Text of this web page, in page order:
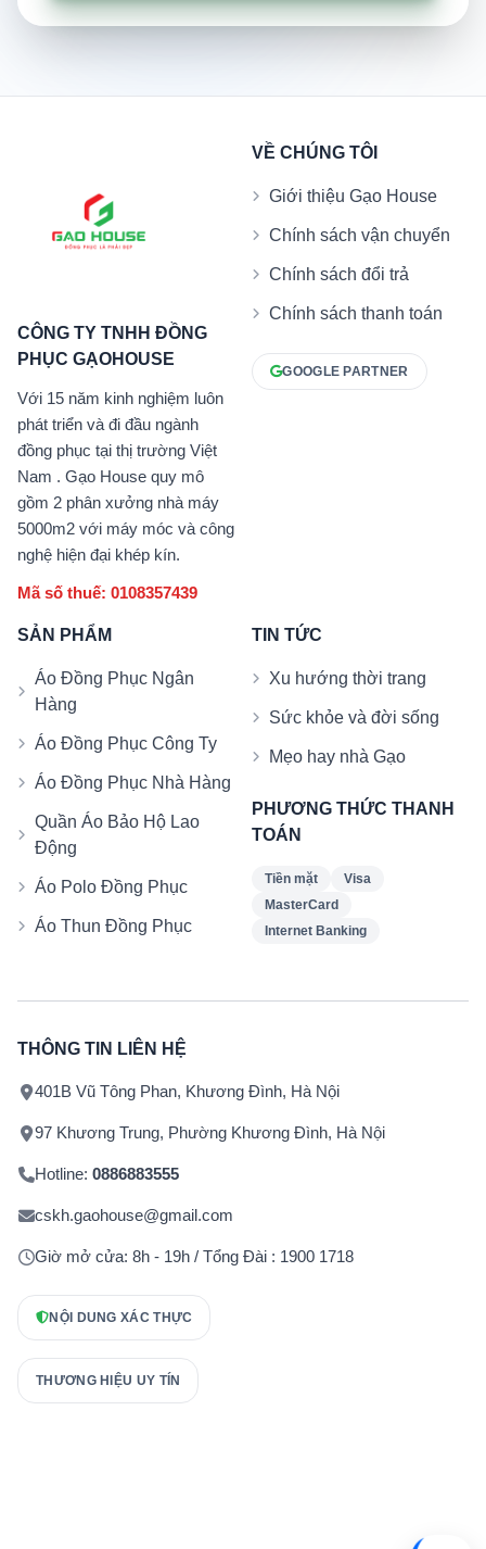
CÔNG TY TNHH ĐỒNG
PHỤC GẠOHOUSE
Với 15 năm kinh nghiệm luôn
phát triển và đi đầu ngành
đồng phục tại thị trường Việt
Nam . Gạo House quy mô
gồm 2 phân xưởng nhà máy
5000m2 với máy móc và công
nghệ hiện đại khép kín.
Mã số thuế: 0108357439
VỀ CHÚNG TÔI
Giới thiệu Gạo House
Chính sách vận chuyển
Chính sách đổi trả
Chính sách thanh toán
GOOGLE PARTNER
SẢN PHẨM
Áo Đồng Phục Ngân
Hàng
Áo Đồng Phục Công Ty
Áo Đồng Phục Nhà Hàng
Quần Áo Bảo Hộ Lao
Động
Áo Polo Đồng Phục
Áo Thun Đồng Phục
TIN TỨC
Xu hướng thời trang
Sức khỏe và đời sống
Mẹo hay nhà Gạo
PHƯƠNG THỨC THANH
TOÁN
Tiền mặt
Visa
MasterCard
Internet Banking
THÔNG TIN LIÊN HỆ
401B Vũ Tông Phan, Khương Đình, Hà Nội
97 Khương Trung, Phường Khương Đình, Hà Nội
Hotline: 0886883555
cskh.gaohouse@gmail.com
Giờ mở cửa: 8h - 19h / Tổng Đài : 1900 1718
NỘI DUNG XÁC THỰC
THƯƠNG HIỆU UY TÍN